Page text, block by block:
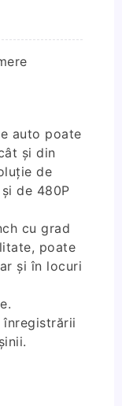
auto poate
și din
de
de 480P
cu grad
poate
și în locuri
înregistrării